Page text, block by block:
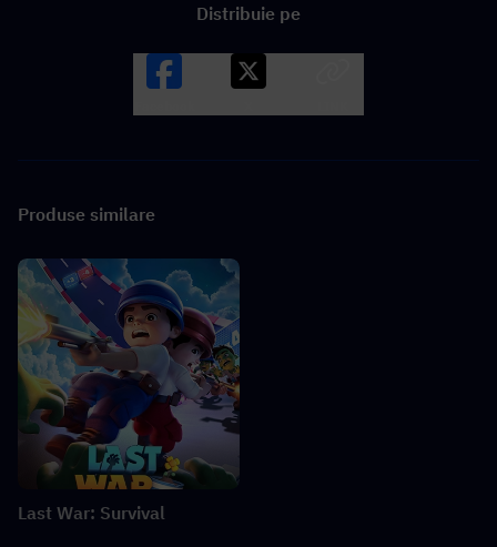
Distribuie pe
Produse similare
Last War: Survival